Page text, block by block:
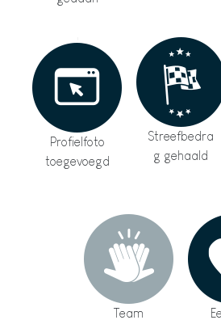
Profielfoto
toegevoegd
Streefbedra
g gehaald
Team